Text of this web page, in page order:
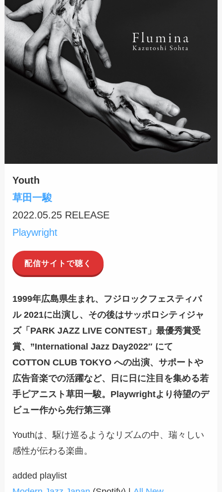
Youth
草田一駿
2022.05.25 RELEASE
Playwright
配信サイトで聴く
1999年広島県生まれ、フジロックフェスティバ
ル 2021に出演し、その後はサッポロシティジャ
ズ「PARK JAZZ LIVE CONTEST」最優秀賞受
賞、”International Jazz Day2022″ にて
COTTON CLUB TOKYO への出演、サポートや
広告音楽での活躍など、日に日に注目を集める若
手ピアニスト草田一駿。Playwrightより待望のデ
ビュー作から先行第三弾
Youthは、駆け巡るようなリズムの中、瑞々しい
感性が伝わる楽曲。
added playlist